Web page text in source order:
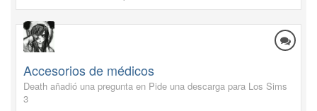
Accesorios de médicos
Death añadió una pregunta en Pide una descarga para Los Sims
3